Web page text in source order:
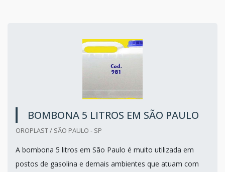
BOMBONA 5 LITROS EM SÃO PAULO
OROPLAST / SÃO PAULO - SP
A bombona 5 litros em São Paulo é muito utilizada em
postos de gasolina e demais ambientes que atuam com